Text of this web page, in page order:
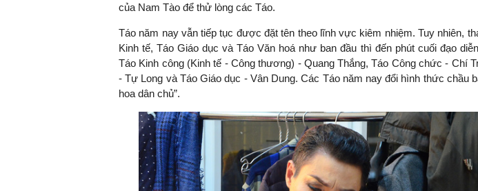
của Nam Tào để thử lòng các Táo.
Táo năm nay vẫn tiếp tục được đặt tên theo lĩnh vực kiêm nhiệm. Tuy nhiên,
Kinh tế, Táo Giáo dục và Táo Văn hoá như ban đầu thì đến phút cuối đạo
Táo Kinh công (Kinh tế - Công thương) - Quang Thắng, Táo Công chức - Chí
- Tự Long và Táo Giáo dục - Vân Dung. Các Táo năm nay đổi hình thức chầu
hoa dân chủ”.